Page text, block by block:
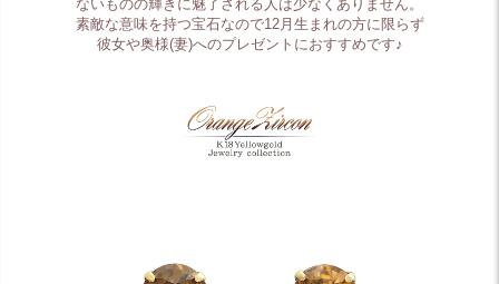
ないものの輝きに魅了される人は少なくありません。
素敵な意味を持つ宝石なので12月生まれの方に限らず
彼女や奥様(妻)へのプレゼントにおすすめです♪